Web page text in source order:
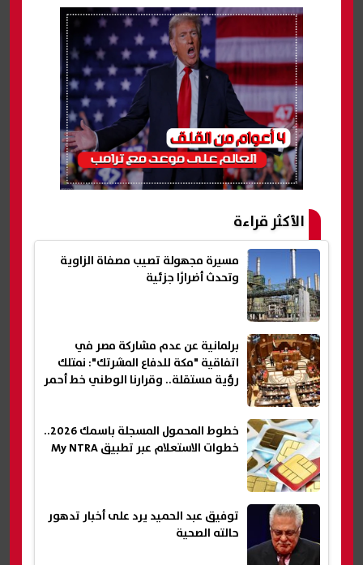
الأكثر قراءة
مسيرة مجهولة تصيب مصفاة الزاوية
وتحدث أضرارًا جزئية
برلمانية عن عدم مشاركة مصر في
اتفاقية "مكة للدفاع المشرتك": نمتلك
رؤية مستقلة.. وقرارنا الوطني خط أحمر
خطوط المحمول المسجلة باسمك 2026..
خطوات الاستعلام عبر تطبيق My NTRA
توفيق عبد الحميد يرد على أخبار تدهور
حالته الصحية